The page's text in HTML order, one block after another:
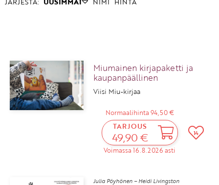
Miumainen kirjapaketti ja
kaupanpäällinen
Viisi Miu‑kirjaa
Normaalihinta 94,50 €
TARJOUS
49,90 €
Voimassa 16.8.2026 asti
14
Julia Pöyhönen – Heidi Livingston